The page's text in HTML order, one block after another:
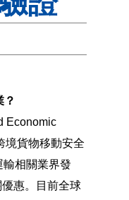
？
Economic
境貨物移動安全
相關業界發
惠。目前全球